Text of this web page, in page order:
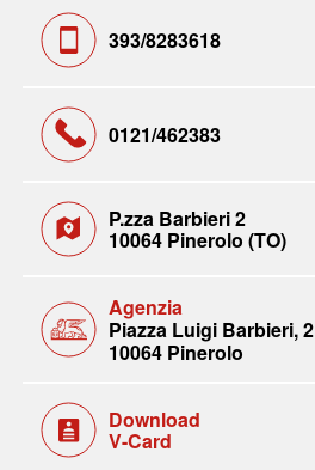
393/8283618
0121/462383
P.zza Barbieri 2
10064 Pinerolo (TO)
Agenzia
Piazza Luigi Barbieri, 2
10064 Pinerolo
Download
V-Card